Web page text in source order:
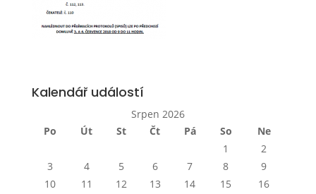
Kalendář událostí
Srpen 2026
Po
Út St Čt Pá So
Ne
1
2
3
4 5 6 7 8
9
10
11 12 13 14 15
16